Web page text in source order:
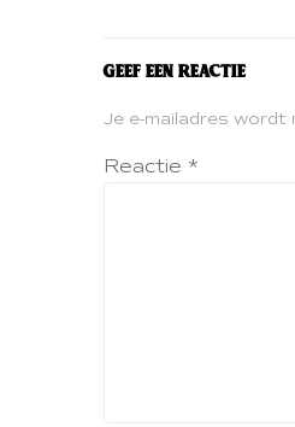
Geef een reactie
Je e-mailadres wordt
Reactie *